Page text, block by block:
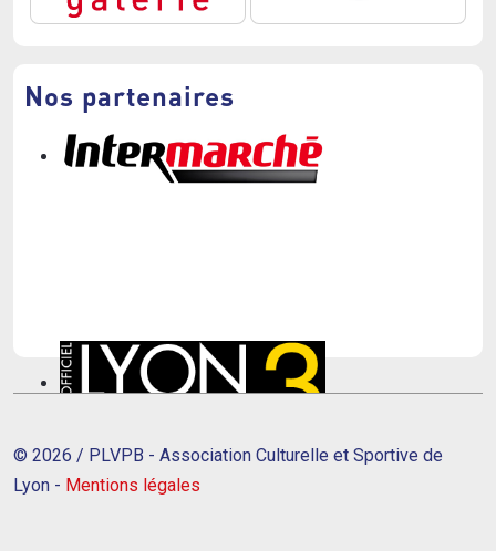
Nos partenaires
© 2026 / PLVPB - Association Culturelle et Sportive de
Lyon - Mentions légales